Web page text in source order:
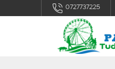
0727737225